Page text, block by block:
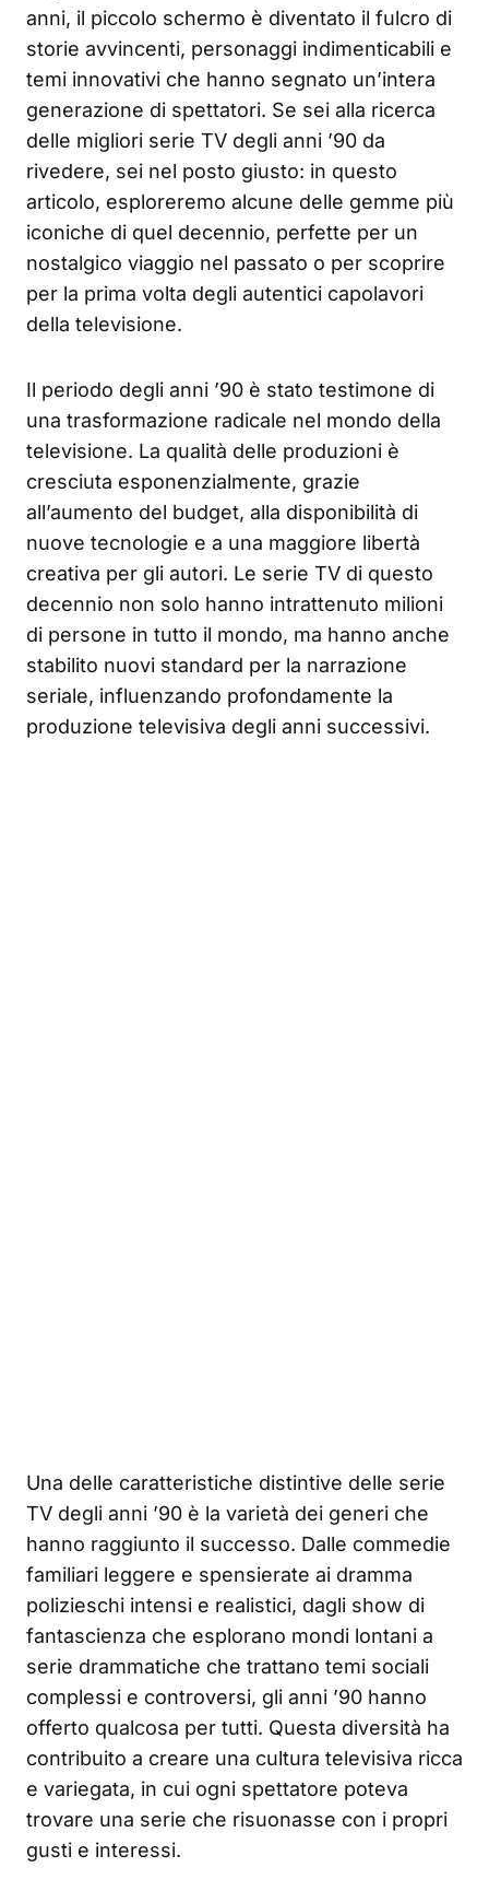
anni, il piccolo schermo è diventato il fulcro di
storie avvincenti, personaggi indimenticabili e
temi innovativi che hanno segnato un’intera
generazione di spettatori. Se sei alla ricerca
delle migliori serie TV degli anni ’90 da
rivedere, sei nel posto giusto: in questo
articolo, esploreremo alcune delle gemme più
iconiche di quel decennio, perfette per un
nostalgico viaggio nel passato o per scoprire
per la prima volta degli autentici capolavori
della televisione.
Il periodo degli anni ’90 è stato testimone di
una trasformazione radicale nel mondo della
televisione. La qualità delle produzioni è
cresciuta esponenzialmente, grazie
all’aumento del budget, alla disponibilità di
nuove tecnologie e a una maggiore libertà
creativa per gli autori. Le serie TV di questo
decennio non solo hanno intrattenuto milioni
di persone in tutto il mondo, ma hanno anche
stabilito nuovi standard per la narrazione
seriale, influenzando profondamente la
produzione televisiva degli anni successivi.
Una delle caratteristiche distintive delle serie
TV degli anni ’90 è la varietà dei generi che
hanno raggiunto il successo. Dalle commedie
familiari leggere e spensierate ai dramma
polizieschi intensi e realistici, dagli show di
fantascienza che esplorano mondi lontani a
serie drammatiche che trattano temi sociali
complessi e controversi, gli anni ’90 hanno
offerto qualcosa per tutti. Questa diversità ha
contribuito a creare una cultura televisiva ricca
e variegata, in cui ogni spettatore poteva
trovare una serie che risuonasse con i propri
gusti e interessi.